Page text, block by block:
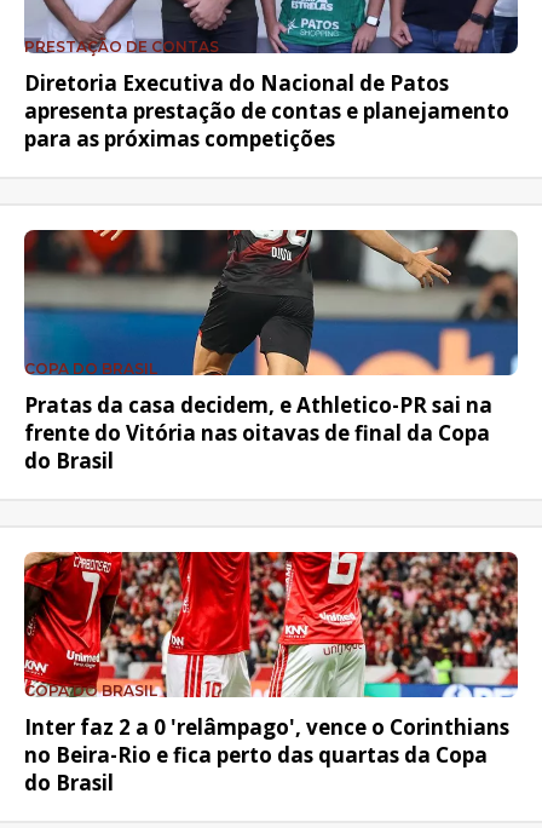
PRESTAÇÃO DE CONTAS
Diretoria Executiva do Nacional de Patos
apresenta prestação de contas e planejamento
para as próximas competições
COPA DO BRASIL
Pratas da casa decidem, e Athletico-PR sai na
frente do Vitória nas oitavas de final da Copa
do Brasil
COPA DO BRASIL
Inter faz 2 a 0 'relâmpago', vence o Corinthians
no Beira-Rio e fica perto das quartas da Copa
do Brasil